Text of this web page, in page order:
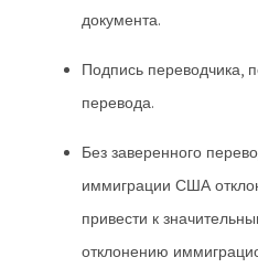
документа.
Подпись переводчика,
перевода.
Без заверенного
иммиграции США
привести к
отклонению